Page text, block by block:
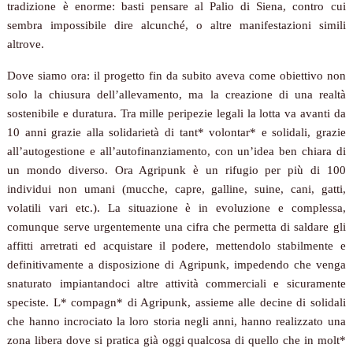
tradizione è enorme: basti pensare al Palio di Siena, contro cui
sembra impossibile dire alcunché, o altre manifestazioni simili
altrove.
Dove siamo ora: il progetto fin da subito aveva come obiettivo non
solo la chiusura dell’allevamento, ma la creazione di una realtà
sostenibile e duratura. Tra mille peripezie legali la lotta va avanti da
10 anni grazie alla solidarietà di tant* volontar* e solidali, grazie
all’autogestione e all’autofinanziamento, con un’idea ben chiara di
un mondo diverso. Ora Agripunk è un rifugio per più di 100
individui non umani (mucche, capre, galline, suine, cani, gatti,
volatili vari etc.). La situazione è in evoluzione e complessa,
comunque serve urgentemente una cifra che permetta di saldare gli
affitti arretrati ed acquistare il podere, mettendolo stabilmente e
definitivamente a disposizione di Agripunk, impedendo che venga
snaturato impiantandoci altre attività commerciali e sicuramente
speciste. L* compagn* di Agripunk, assieme alle decine di solidali
che hanno incrociato la loro storia negli anni, hanno realizzato una
zona libera dove si pratica già oggi qualcosa di quello che in molt*